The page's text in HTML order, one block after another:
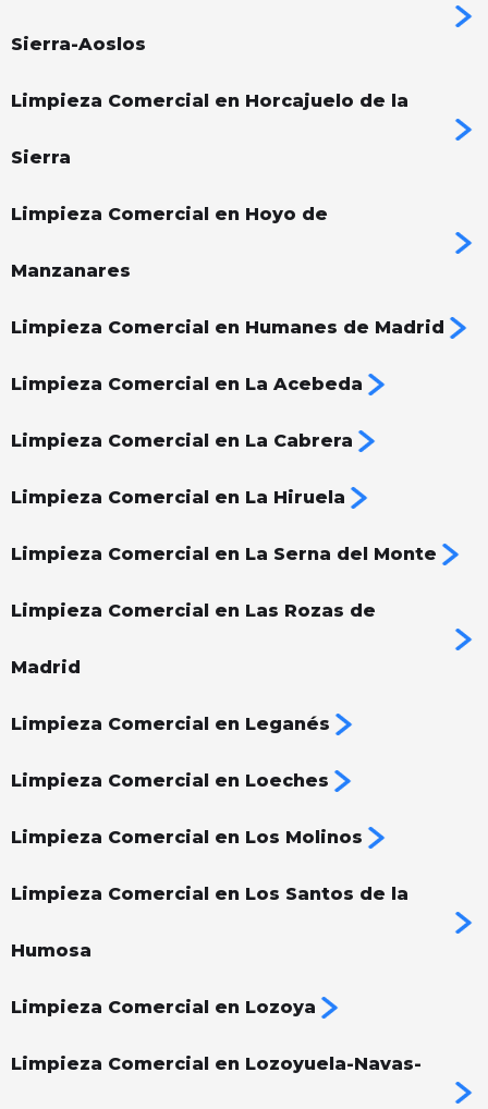
Sierra-Aoslos
Limpieza Comercial en Horcajuelo de la
Sierra
Limpieza Comercial en Hoyo de
Manzanares
Limpieza Comercial en Humanes de Madrid
Limpieza Comercial en La Acebeda
Limpieza Comercial en La Cabrera
Limpieza Comercial en La Hiruela
Limpieza Comercial en La Serna del Monte
Limpieza Comercial en Las Rozas de
Madrid
Limpieza Comercial en Leganés
Limpieza Comercial en Loeches
Limpieza Comercial en Los Molinos
Limpieza Comercial en Los Santos de la
Humosa
Limpieza Comercial en Lozoya
Limpieza Comercial en Lozoyuela-Navas-